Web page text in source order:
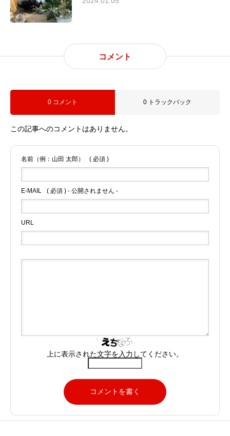
コメント
0 コメント 0 トラックバック
この記事へのコメントはありません。
名前（例：山田 太郎） ( 必須 )
E-MAIL ( 必須 ) - 公開されません -
URL
上に表示された文字を入力してください。